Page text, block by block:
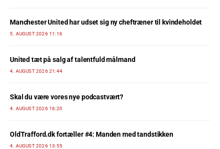
Manchester United har udset sig ny cheftræner til kvindeholdet
5. AUGUST 2026 11:16
United tæt på salg af talentfuld målmand
4. AUGUST 2026 21:44
Skal du være vores nye podcastvært?
4. AUGUST 2026 16:20
OldTrafford.dk fortæller #4: Manden med tandstikken
4. AUGUST 2026 13:55